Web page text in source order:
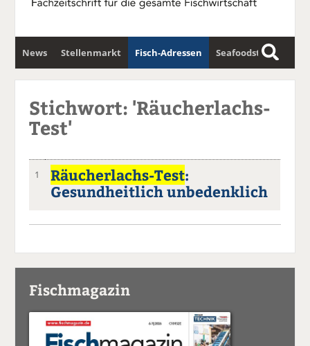
News Stellenmarkt Fisch-Adressen Seafoodstar
Fischwirtschafts-Gipfel Newsletter
S
u
h
Stichwort: 'Räucherlachs-
Test'
1 Räucherlachs-Test:
Gesundheitlich unbedenklich
Fischmagazin